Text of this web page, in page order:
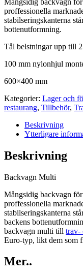
proffessionella
stabilseringskanterna
bottenutformning.
Tål belstningar upp till
100 mm nylonhjul
600×400 mm
Kategorier: Lager och
restaurang, Tillbehör,
Beskrivning
Ytterligare
Beskrivning
Backvagn Multi
Mångsidig backvagn
proffessionella
stabilseringskanterna
backens
backvagn multi till trav-
Euro-typ, likt dem som
Mer..